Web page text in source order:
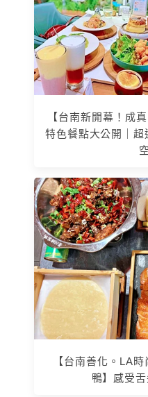
【台南新開幕！成
特色餐點大公開｜
【台南善化。LA
鴨】感受